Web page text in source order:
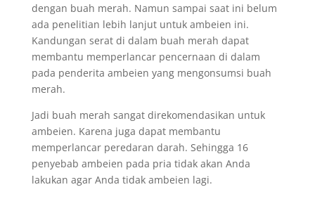
dengan buah merah. Namun sampai saat ini belum
ada penelitian lebih lanjut untuk ambeien ini.
Kandungan serat di dalam buah merah dapat
membantu memperlancar pencernaan di dalam
pada penderita ambeien yang mengonsumsi buah
merah.
Jadi buah merah sangat direkomendasikan untuk
ambeien. Karena juga dapat membantu
memperlancar peredaran darah. Sehingga 16
penyebab ambeien pada pria tidak akan Anda
lakukan agar Anda tidak ambeien lagi.